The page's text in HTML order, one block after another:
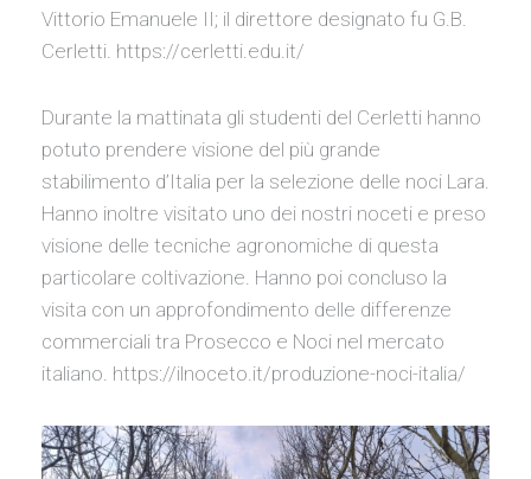
Vittorio Emanuele II; il direttore designato fu G.B.
Cerletti. https://cerletti.edu.it/
Durante la mattinata gli studenti del Cerletti hanno
potuto prendere visione del più grande
stabilimento d’Italia per la selezione delle noci Lara.
Hanno inoltre visitato uno dei nostri noceti e preso
visione delle tecniche agronomiche di questa
particolare coltivazione. Hanno poi concluso la
visita con un approfondimento delle differenze
commerciali tra Prosecco e Noci nel mercato
italiano. https://ilnoceto.it/produzione-noci-italia/